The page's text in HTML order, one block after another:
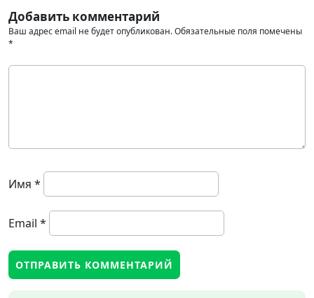
Добавить комментарий
Ваш адрес email не будет опубликован.Обязательные поля помечены
*
Имя *
Email *